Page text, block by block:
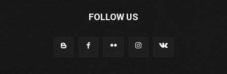
FOLLOW US